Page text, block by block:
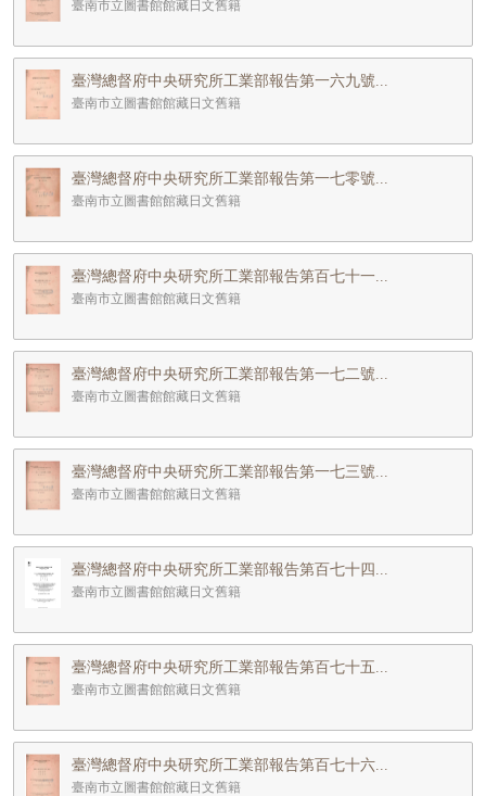
臺南市立圖書館館藏日文舊籍
臺灣總督府中央研究所工業部報告第一六九號...
臺南市立圖書館館藏日文舊籍
臺灣總督府中央研究所工業部報告第一七零號...
臺南市立圖書館館藏日文舊籍
臺灣總督府中央研究所工業部報告第百七十一...
臺南市立圖書館館藏日文舊籍
臺灣總督府中央研究所工業部報告第一七二號...
臺南市立圖書館館藏日文舊籍
臺灣總督府中央研究所工業部報告第一七三號...
臺南市立圖書館館藏日文舊籍
臺灣總督府中央研究所工業部報告第百七十四...
臺南市立圖書館館藏日文舊籍
臺灣總督府中央研究所工業部報告第百七十五...
臺南市立圖書館館藏日文舊籍
臺灣總督府中央研究所工業部報告第百七十六...
臺南市立圖書館館藏日文舊籍